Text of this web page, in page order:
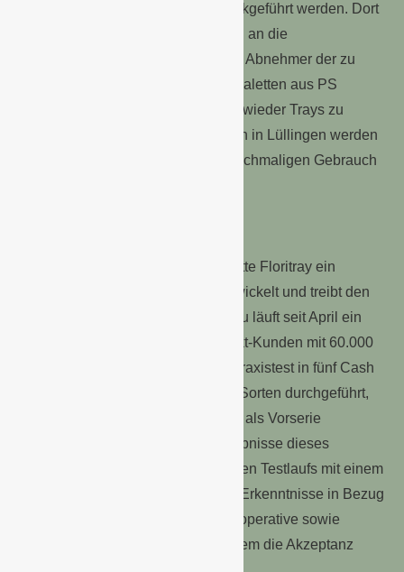
Recyclingstation in Lüllingen zurückgeführt werden. Dort
werden sie sortiert und wertstoffrein an die
Weiterverarbeitung übergeben. Die Abnehmer der zu
recycelnden, gebrauchten Wasserpaletten aus PS
verpflichten sich, aus dem Material wieder Trays zu
produzieren. In der Recyclingstation in Lüllingen werden
die gut erhaltenen TrayC für den nochmaligen Gebrauch
Landgard hat mit der Mehrwegpalette Floritray ein
funktionierendes Mehrwegtray entwickelt und treibt den
weiteren Ausbau weiter voran. Dazu läuft seit April ein
Testlauf mit einem großen Baumarkt-Kunden mit 60.000
Trays. Im Vorfeld wurde 2021 ein Praxistest in fünf Cash
& Carry-Märkten mit zwei Floritray-Sorten durchgeführt,
für den jeweils knapp 10.000 Stück als Vorserie
produziert worden waren. Die Ergebnisse dieses
Praxistests und des aktuell laufenden Testlaufs mit einem
Baumarkt-Kunden werden weitere Erkenntnisse in Bezug
auf die Produkteigenschaften, das operative sowie
administrative Handling und vor allem die Akzeptanz